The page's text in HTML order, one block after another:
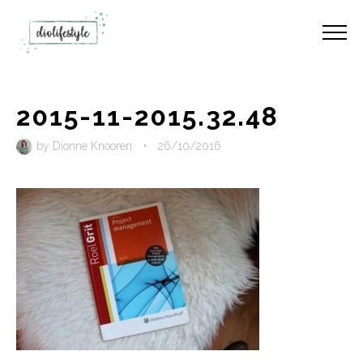
2015-11-2015.32.48
by Dionne Knooren • 26/10/2016